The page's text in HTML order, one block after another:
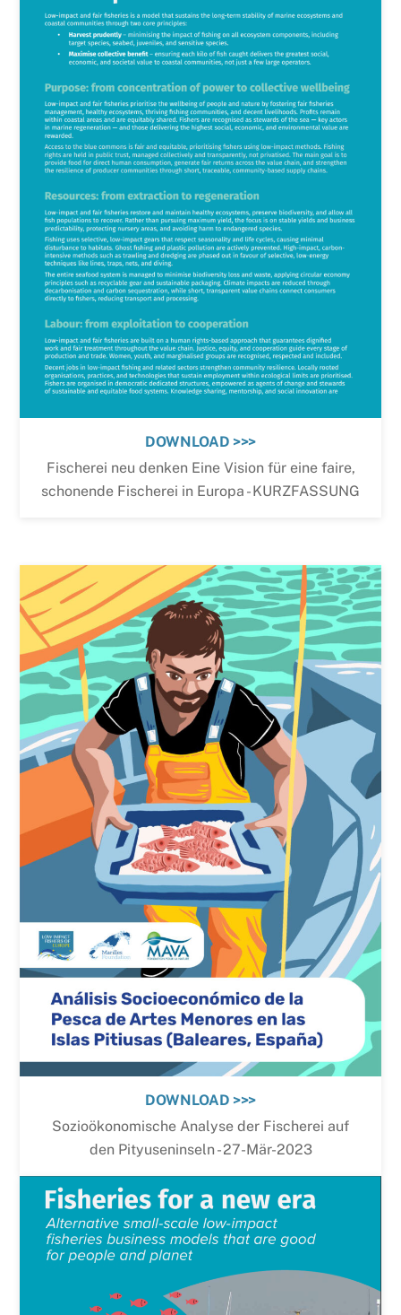
DOWNLOAD >>>
Fischerei neu denken Eine Vision für eine faire,
schonende Fischerei in Europa - KURZFASSUNG
DOWNLOAD >>>
Sozioökonomische Analyse der Fischerei auf
den Pityuseninseln - 27-Mär-2023